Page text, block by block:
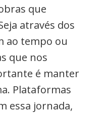
que
através dos
ao tempo ou
que nos
é manter
Plataformas
essa jornada,